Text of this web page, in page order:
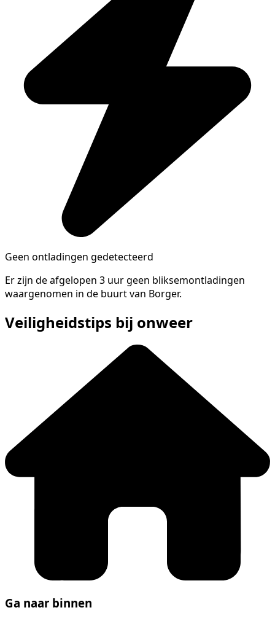
Geen ontladingen gedetecteerd
Er zijn de afgelopen 3 uur geen bliksemontladingen
waargenomen in de buurt van Borger.
Veiligheidstips bij onweer
Ga naar binnen